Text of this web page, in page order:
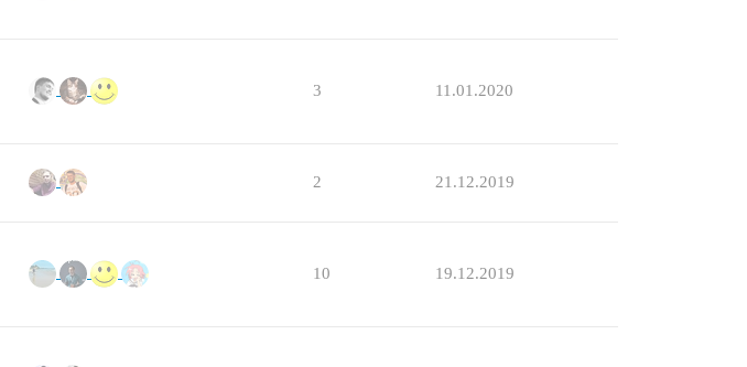
3 11.01.2020
2 21.12.2019
10 19.12.2019